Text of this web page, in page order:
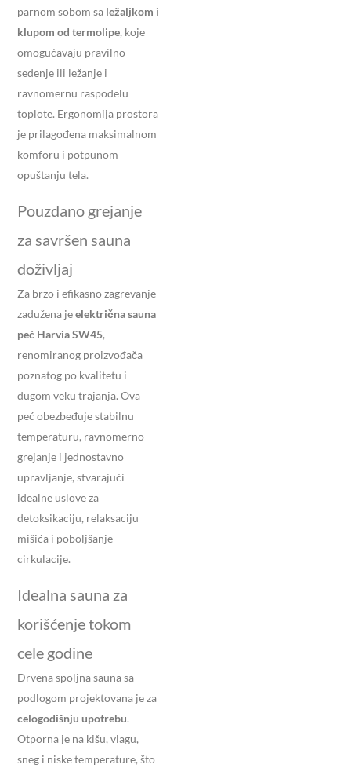
parnom sobom sa ležaljkom i
klupom od termolipe, koje
omogućavaju pravilno
sedenje ili ležanje i
ravnomernu raspodelu
toplote. Ergonomija prostora
je prilagođena maksimalnom
komforu i potpunom
opuštanju tela.
Pouzdano grejanje
za savršen sauna
doživljaj
Za brzo i efikasno zagrevanje
zadužena jeelektrična sauna
peć Harvia SW45,
renomiranog proizvođača
poznatog po kvalitetu i
dugom veku trajanja. Ova
peć obezbeđuje stabilnu
temperaturu, ravnomerno
grejanje i jednostavno
upravljanje, stvarajući
idealne uslove za
detoksikaciju, relaksaciju
mišića i poboljšanje
cirkulacije.
Idealna sauna za
korišćenje tokom
cele godine
Drvena spoljna sauna sa
podlogom projektovana je za
celogodišnju upotrebu.
Otporna je na kišu, vlagu,
sneg i niske temperature, što